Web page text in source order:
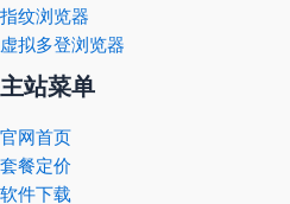
指纹浏览器
虚拟多登浏览器
主站菜单
官网首页
套餐定价
软件下载